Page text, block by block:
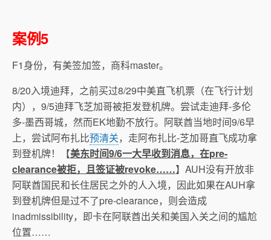
案例5
F1身份，有美签加签，商科master。
8/20入境迪拜，之前买过8/29中美直飞机票（在飞行计划
内），9/5迪拜飞芝加哥被拒发登机牌。尝试走迪拜-多伦
多-墨西哥城，然而EK地勤不放行。阿联酋当地时间9/6早
上，尝试阿布扎比预清关，走阿布扎比-芝加哥直飞成功拿
到登机牌！【美东时间9/6一大早收到消息，在pre-
clearance被拒，且签证被revoke……】AUH没有开放非
阿联酋国民和长住居民之外的人入境，因此如果在AUH拿
到登机牌但是过不了pre-clearance，则会造成
inadmissibility，即卡在阿联酋出关和美国入关之间的尴尬
位置……